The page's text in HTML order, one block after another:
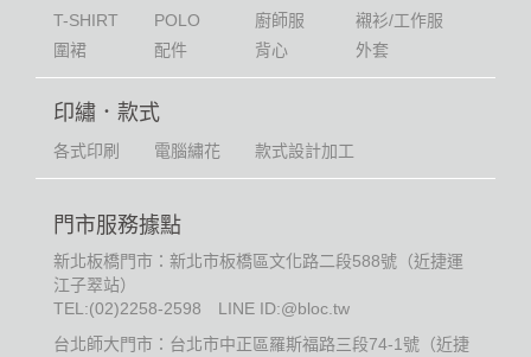
T-SHIRT POLO 廚師服
襯衫/工作服
圍裙
配件 背心 外套
印繡．款式
各式印刷 電腦繡花 款式設計加工
門市服務據點
新北板橋門市：新北市板橋區文化路二段588號（近捷運
江子翠站）
TEL:(02)2258-2598
LINE ID:@bloc.tw
台北師大門市：台北市中正區羅斯福路三段74-1號（近捷